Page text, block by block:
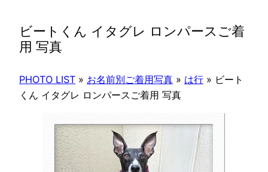
ビートくん イタグレ ロンパースご着
用 写真
PHOTO LIST » お名前別ご着用写真 » は行 » ビート
くん イタグレ ロンパースご着用 写真